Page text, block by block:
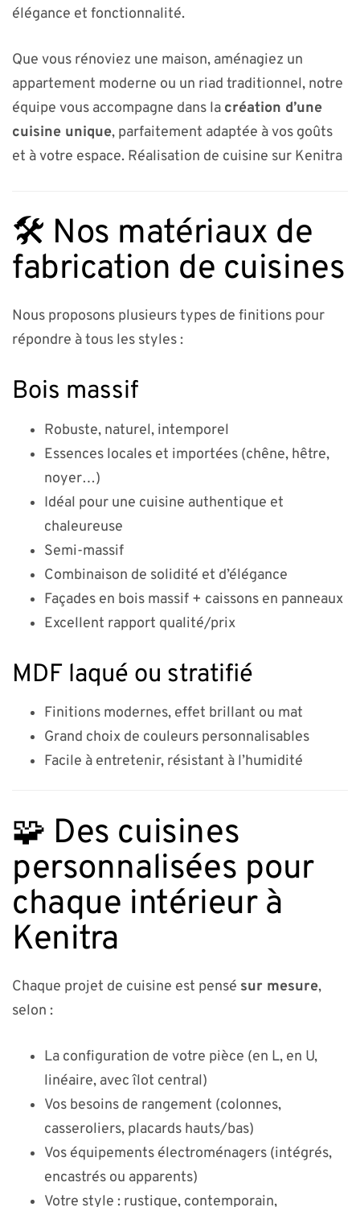
élégance et fonctionnalité.
Que vous rénoviez une maison, aménagiez un
appartement moderne ou un riad traditionnel, notre
équipe vous accompagne dans la création d’une
cuisine unique, parfaitement adaptée à vos goûts
et à votre espace. Réalisation de cuisine sur Kenitra
🛠️ Nos matériaux de
fabrication de cuisines
Nous proposons plusieurs types de finitions pour
répondre à tous les styles :
Bois massif
Robuste, naturel, intemporel
Essences locales et importées (chêne, hêtre,
noyer…)
Idéal pour une cuisine authentique et
chaleureuse
Semi-massif
Combinaison de solidité et d’élégance
Façades en bois massif + caissons en panneaux
Excellent rapport qualité/prix
MDF laqué ou stratifié
Finitions modernes, effet brillant ou mat
Grand choix de couleurs personnalisables
Facile à entretenir, résistant à l’humidité
🧩 Des cuisines
personnalisées pour
chaque intérieur à
Kenitra
Chaque projet de cuisine est pensé sur mesure,
selon :
La configuration de votre pièce (en L, en U,
linéaire, avec îlot central)
Vos besoins de rangement (colonnes,
casseroliers, placards hauts/bas)
Vos équipements électroménagers (intégrés,
encastrés ou apparents)
Votre style : rustique, contemporain,